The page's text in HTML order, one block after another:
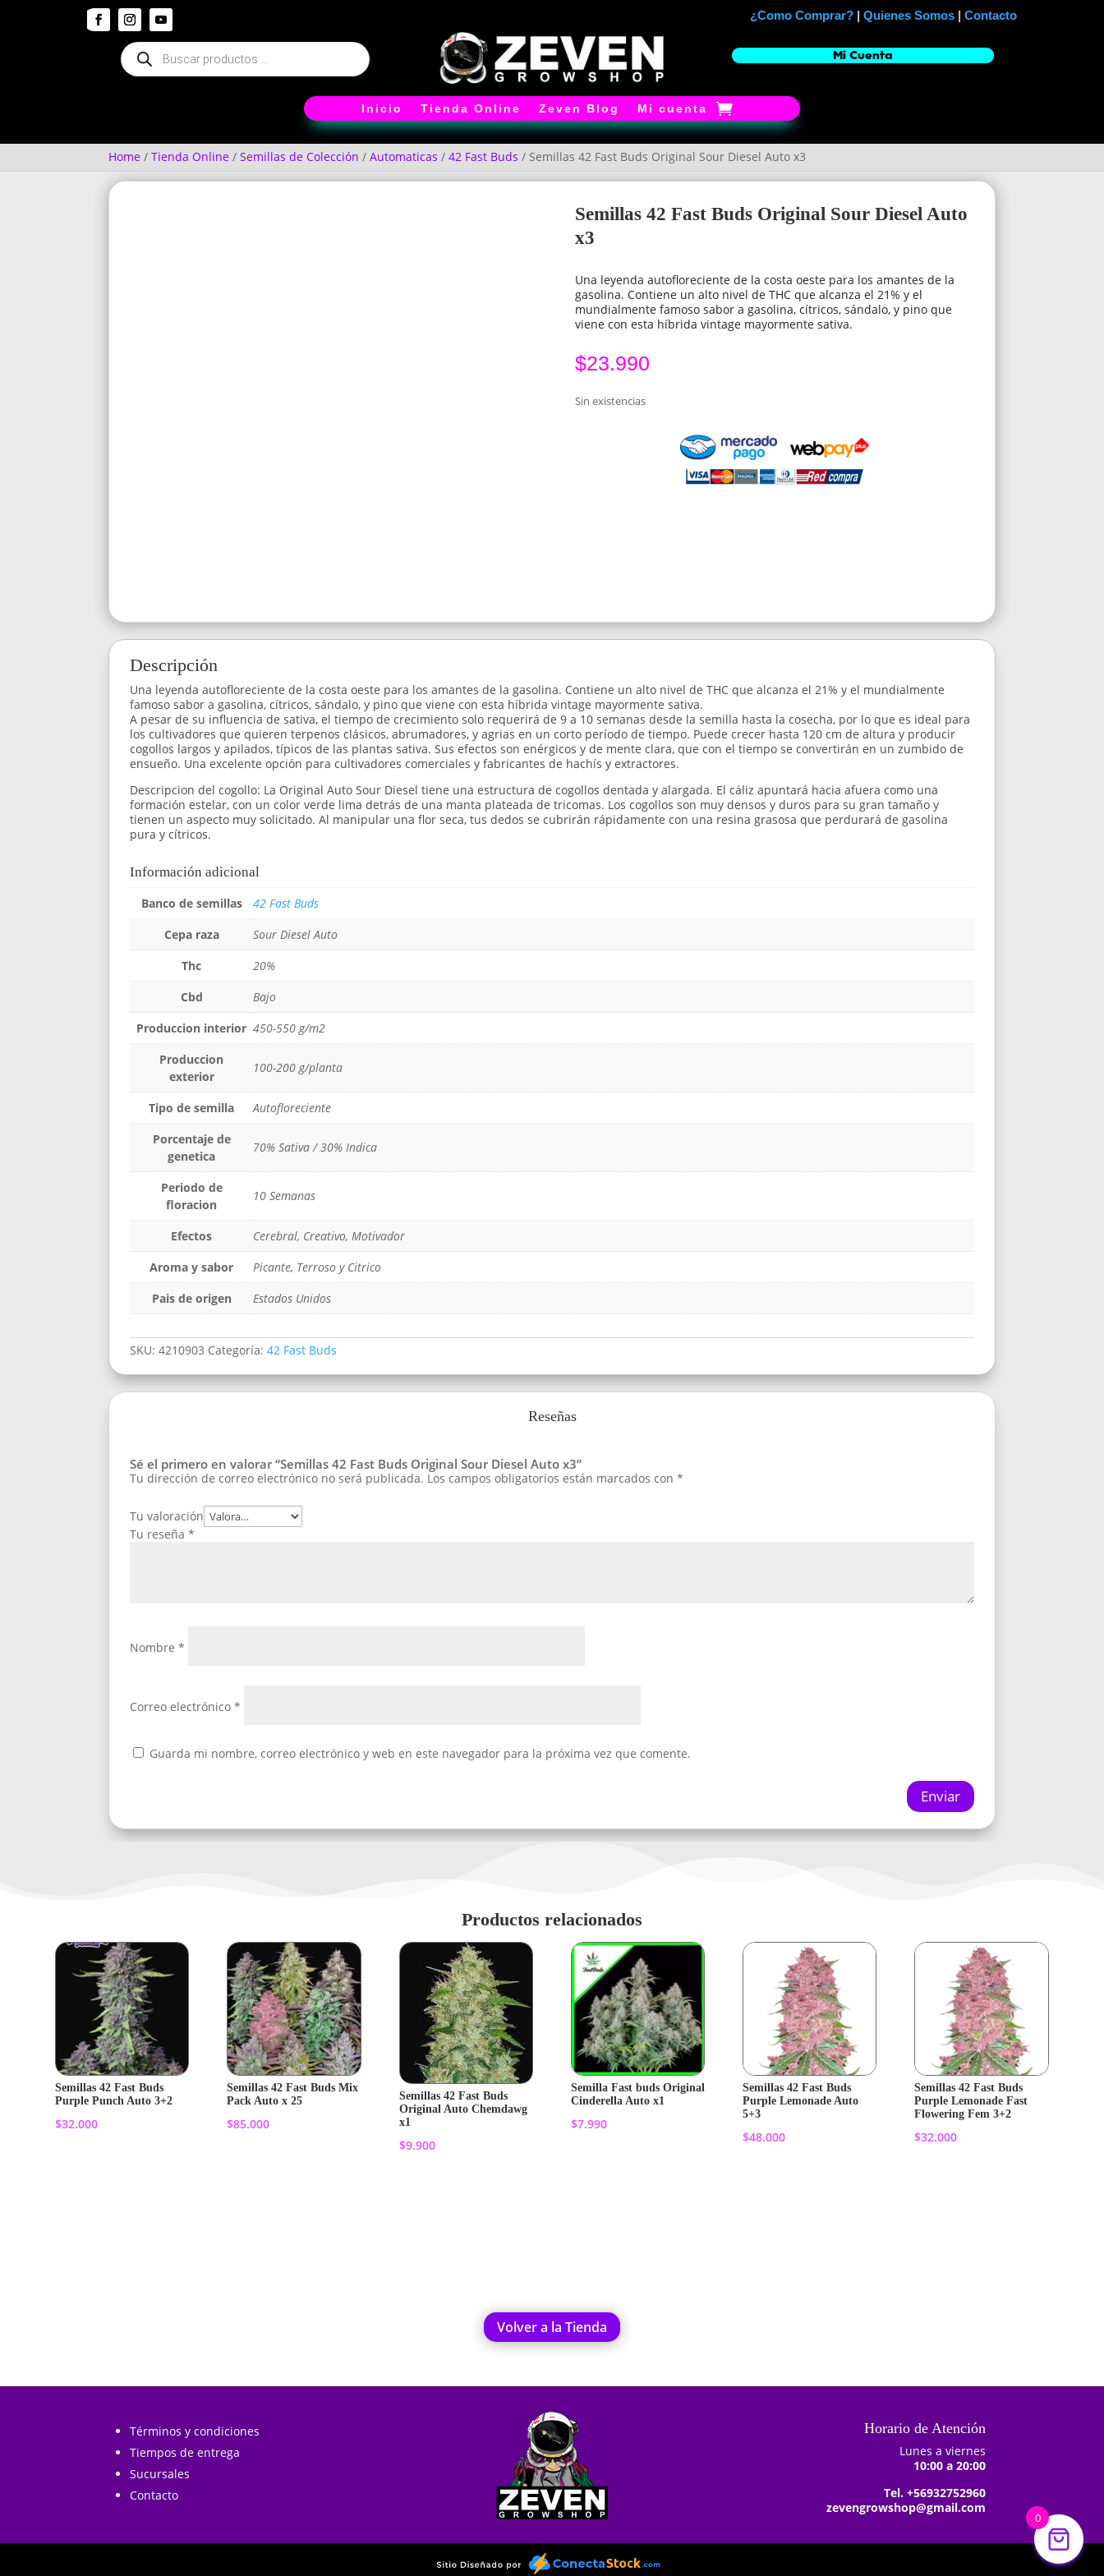
¿Como Comprar? |Quienes Somos |Contacto
Búsqueda
de
productos
Mi Cuenta
Inicio Tienda Online Zeven Blog Mi cuenta
Home / Tienda Online / Semillas de Colección / Automaticas / 42 Fast Buds / Semillas 42 Fast Buds Original Sour Diesel Auto x3
Semillas 42 Fast Buds Original Sour Diesel Auto
x3
Una leyenda autofloreciente de la costa oeste para los amantes de la
gasolina. Contiene un alto nivel de THC que alcanza el 21% y el
mundialmente famoso sabor a gasolina, cítricos, sándalo, y pino que
viene con esta híbrida vintage mayormente sativa.
$23.990
Sin existencias
Descripción
Una leyenda autofloreciente de la costa oeste para los amantes de la gasolina. Contiene un alto nivel de THC que alcanza el 21% y el mundialmente
famoso sabor a gasolina, cítricos, sándalo, y pino que viene con esta híbrida vintage mayormente sativa.
A pesar de su influencia de sativa, el tiempo de crecimiento solo requerirá de 9 a 10 semanas desde la semilla hasta la cosecha, por lo que es ideal para
los cultivadores que quieren terpenos clásicos, abrumadores, y agrias en un corto período de tiempo. Puede crecer hasta 120 cm de altura y producir
cogollos largos y apilados, típicos de las plantas sativa. Sus efectos son enérgicos y de mente clara, que con el tiempo se convertirán en un zumbido de
ensueño. Una excelente opción para cultivadores comerciales y fabricantes de hachís y extractores.
Descripcion del cogollo: La Original Auto Sour Diesel tiene una estructura de cogollos dentada y alargada. El cáliz apuntará hacia afuera como una
formación estelar, con un color verde lima detrás de una manta plateada de tricomas. Los cogollos son muy densos y duros para su gran tamaño y
tienen un aspecto muy solicitado. Al manipular una flor seca, tus dedos se cubrirán rápidamente con una resina grasosa que perdurará de gasolina
pura y cítricos.
Información adicional
Banco de semillas
42 Fast Buds
Cepa raza
Sour Diesel Auto
Thc
20%
Cbd
Bajo
Produccion interior 450-550 g/m2
Produccion
exterior
100-200 g/planta
Tipo de semilla
Autofloreciente
Porcentaje de
genetica
70% Sativa / 30% Indica
Periodo de
floracion
10 Semanas
Efectos
Cerebral, Creativo, Motivador
Aroma y sabor
Picante, Terroso y Citrico
Pais de origen
Estados Unidos
SKU: 4210903 Categoría: 42 Fast Buds
Reseñas
Sé el primero en valorar “Semillas 42 Fast Buds Original Sour Diesel Auto x3”
Tu dirección de correo electrónico no será publicada. Los campos obligatorios están marcados con *
Tu valoración
Tu reseña *
Nombre *
Correo electrónico *
Guarda mi nombre, correo electrónico y web en este navegador para la próxima vez que comente.
Enviar
Productos relacionados
Semillas 42 Fast Buds
Purple Punch Auto 3+2
$32.000
Semillas 42 Fast Buds Mix
Pack Auto x 25
$85.000
Semillas 42 Fast Buds
Original Auto Chemdawg
x1
$9.900
Semilla Fast buds Original
Cinderella Auto x1
$7.990
Semillas 42 Fast Buds
Purple Lemonade Auto
5+3
$48.000
Semillas 42 Fast Buds
Purple Lemonade Fast
Flowering Fem 3+2
$32.000
Volver a la Tienda
Términos y condiciones
Tiempos de entrega
Sucursales
Contacto
Horario de Atención
Lunes a viernes
10:00 a 20:00
Tel. +56932752960
zevengrowshop@gmail.com
0